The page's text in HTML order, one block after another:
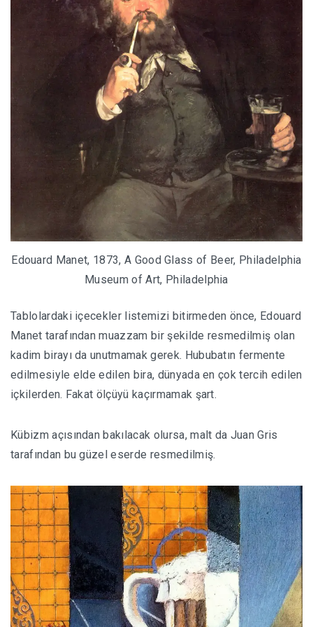
Edouard Manet, 1873, A Good Glass of Beer, Philadelphia
Museum of Art, Philadelphia
Tablolardaki içecekler listemizi bitirmeden önce, Edouard
Manet tarafından muazzam bir şekilde resmedilmiş olan
kadim birayı da unutmamak gerek. Hububatın fermente
edilmesiyle elde edilen bira, dünyada en çok tercih edilen
içkilerden. Fakat ölçüyü kaçırmamak şart.
Kübizm açısından bakılacak olursa, malt da Juan Gris
tarafından bu güzel eserde resmedilmiş.